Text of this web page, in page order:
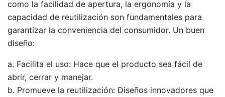
como la facilidad de apertura, la ergonomía y la
capacidad de reutilización son fundamentales para
garantizar la conveniencia del consumidor. Un buen
diseño:
Facilita el uso: Hace que el producto sea fácil de
abrir, cerrar y manejar.
Promueve la reutilización: Diseños innovadores que